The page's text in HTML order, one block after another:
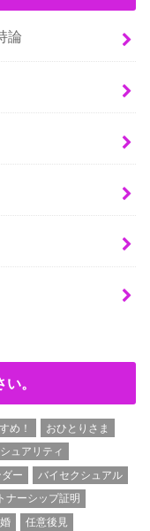
論
。
め！
おひとりさま
ュアリティ
ー
バイセクシュアル
ナーシップ証明
任意後見